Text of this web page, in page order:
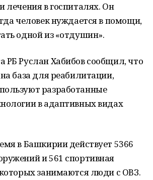
лечения в госпиталях. Он
человек нуждается в помощи,
одной из «отдушин».
РБ Руслан Хабибов сообщил, что
база для реабилитации,
разработанные
в адаптивных видах
в Башкирии действует 5366
и 561 спортивная
занимаются люди с ОВЗ.